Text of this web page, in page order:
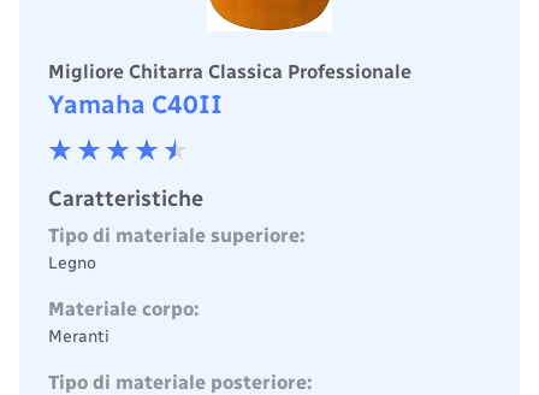
Migliore Chitarra Classica Professionale
Yamaha C40II
Caratteristiche
Tipo di materiale superiore:
Legno
Materiale corpo:
Meranti
Tipo di materiale posteriore: